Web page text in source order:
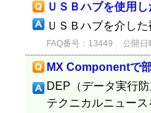
ＵＳＢハブを使用
ＵＳＢハブを介し
FAQ番号：13449 公開日
MX Componentで
DEP（データ実行
テクニカルニュー